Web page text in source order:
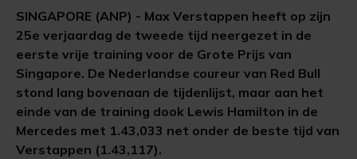
SINGAPORE (ANP) - Max Verstappen heeft op zijn
25e verjaardag de tweede tijd neergezet in de
eerste vrije training voor de Grote Prijs van
Singapore. De Nederlandse coureur van Red Bull
stond lang bovenaan de tijdenlijst, maar aan het
einde van de training dook Lewis Hamilton in de
Mercedes met 1.43,033 net onder de beste tijd van
Verstappen (1.43,117).